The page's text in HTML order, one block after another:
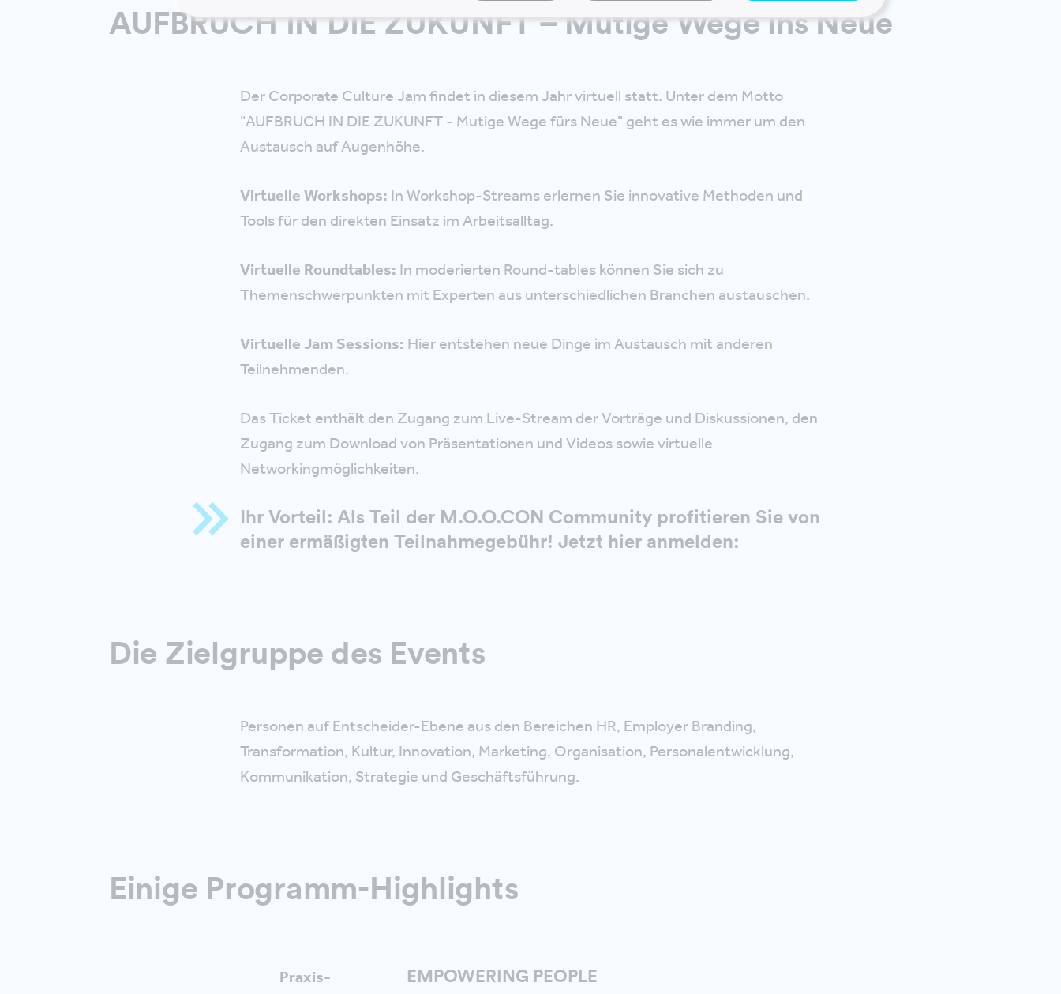
AUFBRUCH IN DIE ZUKUNFT – Mutige Wege ins Neue
Der Corporate Culture Jam findet in diesem Jahr virtuell statt. Unter dem Motto
"AUFBRUCH IN DIE ZUKUNFT - Mutige Wege fürs Neue" geht es wie immer um den
Austausch auf Augenhöhe.
Virtuelle Workshops: In Workshop-Streams erlernen Sie innovative Methoden und
Tools für den direkten Einsatz im Arbeitsalltag.
Virtuelle Roundtables: In moderierten Round-tables können Sie sich zu
Themenschwerpunkten mit Experten aus unterschiedlichen Branchen austauschen.
Virtuelle Jam Sessions: Hier entstehen neue Dinge im Austausch mit anderen
Teilnehmenden.
Das Ticket enthält den Zugang zum Live-Stream der Vorträge und Diskussionen, den
Zugang zum Download von Präsentationen und Videos sowie virtuelle
Networkingmöglichkeiten.
Ihr Vorteil: Als Teil der M.O.O.CON Community profitieren Sie von
einer ermäßigten Teilnahmegebühr! Jetzt hier anmelden:
Die Zielgruppe des Events
Personen auf Entscheider-Ebene aus den Bereichen HR, Employer Branding,
Transformation, Kultur, Innovation, Marketing, Organisation, Personalentwicklung,
Kommunikation, Strategie und Geschäftsführung.
Einige Programm-Highlights
Praxis-
EMPOWERING PEOPLE